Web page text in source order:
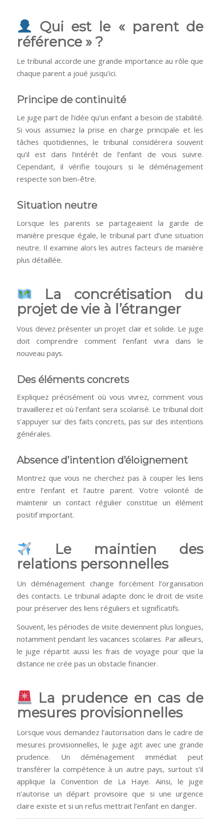
Qui est le « parent de
référence » ?
Le tribunal accorde une grande importance au rôle que
chaque parent a joué jusqu’ici.
Principe de continuité
Le juge part de l’idée qu’un enfant a besoin de stabilité.
Si vous assumiez la prise en charge principale et les
tâches quotidiennes, le tribunal considérera souvent
qu’il est dans l’intérêt de l’enfant de vous suivre.
Cependant, il vérifie toujours si le déménagement
respecte son bien-être.
Situation neutre
Lorsque les parents se partageaient la garde de
manière presque égale, le tribunal part d’une situation
neutre. Il examine alors les autres facteurs de manière
plus détaillée.
La concrétisation du
projet de vie à l’étranger
Vous devez présenter un projet clair et solide. Le juge
doit comprendre comment l’enfant vivra dans le
nouveau pays.
Des éléments concrets
Expliquez précisément où vous vivrez, comment vous
travaillerez et où l’enfant sera scolarisé. Le tribunal doit
s’appuyer sur des faits concrets, pas sur des intentions
générales.
Absence d’intention d’éloignement
Montrez que vous ne cherchez pas à couper les liens
entre l’enfant et l’autre parent. Votre volonté de
maintenir un contact régulier constitue un élément
positif important.
Le maintien des
relations personnelles
Un déménagement change forcément l’organisation
des contacts. Le tribunal adapte donc le droit de visite
pour préserver des liens réguliers et significatifs.
Souvent, les périodes de visite deviennent plus longues,
notamment pendant les vacances scolaires. Par ailleurs,
le juge répartit aussi les frais de voyage pour que la
distance ne crée pas un obstacle financier.
La prudence en cas de
mesures provisionnelles
Lorsque vous demandez l’autorisation dans le cadre de
mesures provisionnelles, le juge agit avec une grande
prudence. Un déménagement immédiat peut
transférer la compétence à un autre pays, surtout s’il
applique la Convention de La Haye. Ainsi, le juge
n’autorise un départ provisoire que si une urgence
claire existe et si un refus mettrait l’enfant en danger.